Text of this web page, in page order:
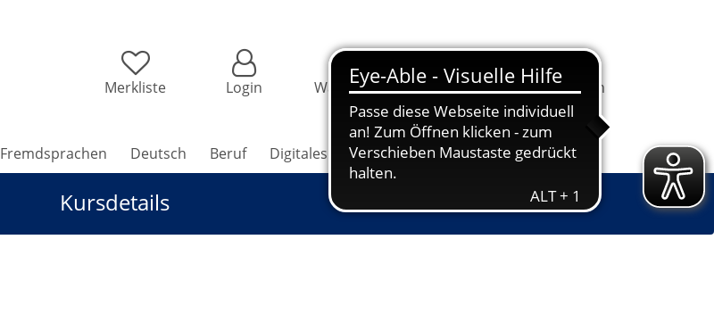
Merkliste Login Warenkorb Information Programm
Fremdsprachen Deutsch Beruf Digitales Grundbildung Jugendkunstschule
Kursdetails